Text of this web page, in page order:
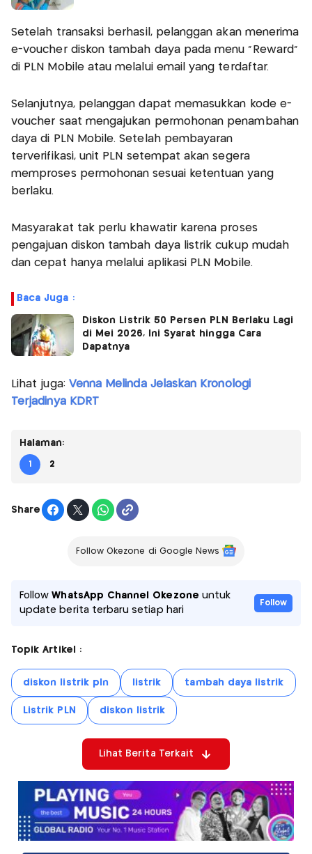
Setelah transaksi berhasil, pelanggan akan menerima
e-voucher diskon tambah daya pada menu “Reward”
di PLN Mobile atau melalui email yang terdaftar.
Selanjutnya, pelanggan dapat memasukkan kode e-
voucher saat mengajukan permohonan penambahan
daya di PLN Mobile. Setelah pembayaran
terverifikasi, unit PLN setempat akan segera
memproses permohonan sesuai ketentuan yang
berlaku.
Masyarakat tak perlu khawatir karena proses
pengajuan diskon tambah daya listrik cukup mudah
dan cepat hanya melalui aplikasi PLN Mobile.
Baca Juga :
Diskon Listrik 50 Persen PLN Berlaku Lagi
di Mei 2026, Ini Syarat hingga Cara
Dapatnya
Lihat juga: Venna Melinda Jelaskan Kronologi
Terjadinya KDRT
Halaman:
1 2
Share
Follow Okezone di Google News
FollowWhatsApp Channel Okezone untuk
update berita terbaru setiap hari
Follow
Topik Artikel :
diskon listrik pln listrik tambah daya listrik
Listrik PLN diskon listrik
Lihat Berita Terkait